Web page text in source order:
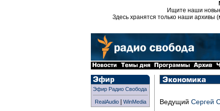
Ищите наши
Здесь хранятся только наши архивы
Эфир Радио Свобода
RealAudio| WinMedia Ведущий Сергей